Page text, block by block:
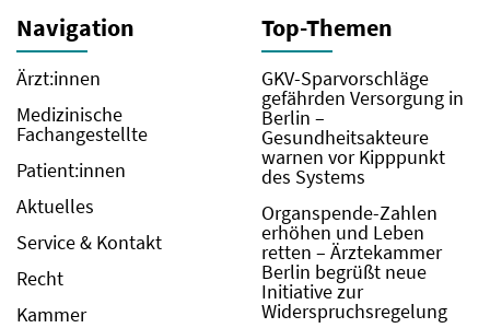
Navigation
Ärzt:innen
Medizinische
Fachangestellte
Patient:innen
Aktuelles
Service & Kontakt
Recht
Kammer
Top-Themen
GKV-Sparvorschläge
gefährden Versorgung in
Berlin –
Gesundheitsakteure
warnen vor Kipppunkt
des Systems
Organspende-Zahlen
erhöhen und Leben
retten – Ärztekammer
Berlin begrüßt neue
Initiative zur
Widerspruchsregelung